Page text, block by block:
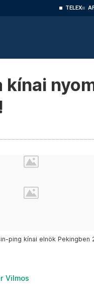
TELEX
kínai
ping kínai elnök Pekingben
Vilmos